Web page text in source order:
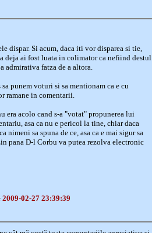
dispar. Si acum, daca iti vor disparea si tie,
deja ai fost luata in colimator ca nefiind destul
admirativa fatza de a altora.
punem voturi si sa mentionam ca e cu
ramane in comentarii.
era acolo cand s-a "votat" propunerea lui
asa ca nu e pericol la tine, chiar daca
nimeni sa spuna de ce, asa ca e mai sigur sa
pana D-l Corbu va putea rezolva electronic
2009-02-27 23:39:39